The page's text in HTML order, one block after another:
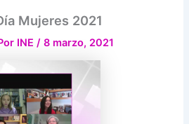
Mujeres 2021
INE/8 marzo, 2021